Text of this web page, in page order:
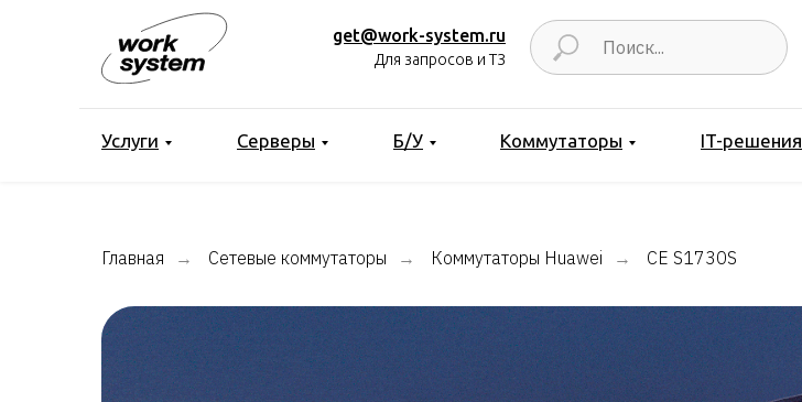
get@work-system.ru
Для запросов и ТЗ
Услуги Серверы Б/У Коммутаторы IT-решения
Главная → Сетевые коммутаторы → Коммутаторы Huawei → CE S1730S